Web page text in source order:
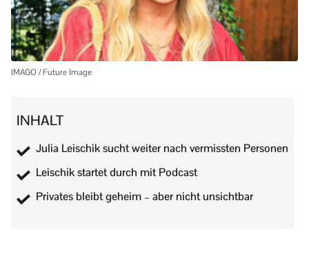
IMAGO / Future Image
INHALT
Julia Leischik sucht weiter nach vermissten Personen
Leischik startet durch mit Podcast
Privates bleibt geheim – aber nicht unsichtbar